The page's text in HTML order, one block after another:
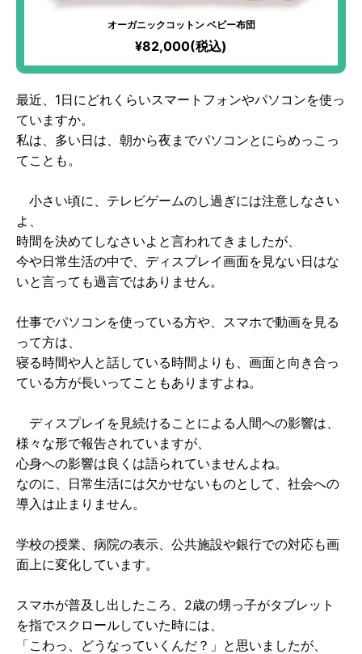
オーガニックコットン ベビー布団
¥82,000(税込)
最近、1日にどれくらいスマートフォンやパソコンを使っ
ていますか。
私は、多い日は、朝から夜までパソコンとにらめっこっ
てことも。
小さい頃に、テレビゲームのし過ぎには注意しなさい
よ、
時間を決めてしなさいよと言われてきましたが、
今や日常生活の中で、ディスプレイ画面を見ない日はな
いと言っても過言ではありません。
仕事でパソコンを使っている方や、スマホで動画を見る
って方は、
寝る時間や人と話している時間よりも、画面と向き合っ
ている方が長いってこともありますよね。
ディスプレイを見続けることによる人間への影響は、
様々な形で報告されていますが、
心身への影響は良くは語られていませんよね。
なのに、日常生活には欠かせないものとして、社会への
導入は止まりません。
学校の授業、病院の表示、公共施設や銀行での対応も画
面上に変化しています。
スマホが普及し出したころ、2歳の甥っ子がタブレット
を指でスクロールしていた時には、
「こわっ、どうなっていくんだ？」と思いましたが、